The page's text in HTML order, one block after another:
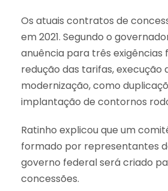
Os atuais contratos de
em 2021. Segundo o
anuência para três exigências
redução das tarifas, execução
modernização, como
implantação de contornos
Ratinho explicou que um
formado por representantes
governo federal será criado
concessões.